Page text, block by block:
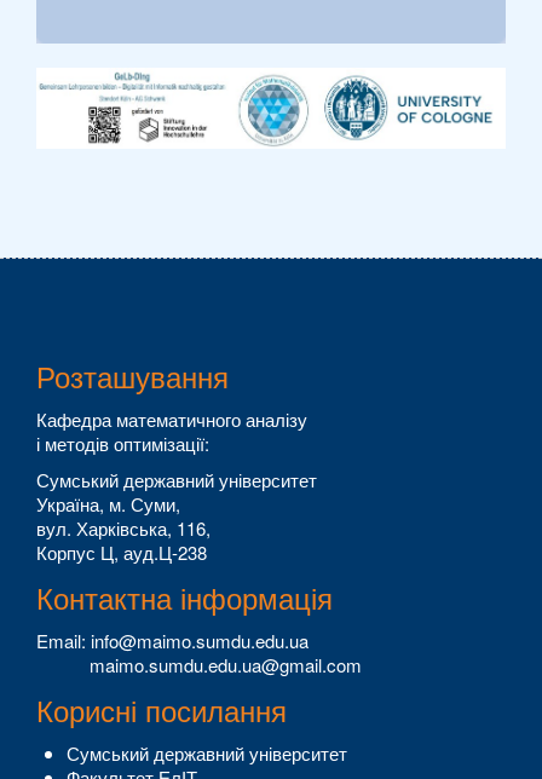
Розташування
Кафедра математичного аналізу
і методів оптимізації:
Сумський державний університет
Україна, м. Суми,
вул. Харківська, 116,
Корпус Ц, ауд.Ц-238
Контактна інформація
Email: info@maimo.sumdu.edu.ua
maimo.sumdu.edu.ua@gmail.com
Корисні посилання
Сумський державний університет